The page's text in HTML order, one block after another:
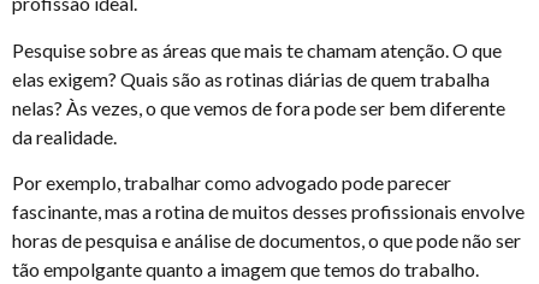
Pesquise sobre as áreas que mais te chamam atenção. O que
elas exigem? Quais são as rotinas diárias de quem trabalha
nelas? Às vezes, o que vemos de fora pode ser bem diferente
da realidade.
Por exemplo, trabalhar como advogado pode parecer
fascinante, mas a rotina de muitos desses profissionais envolve
horas de pesquisa e análise de documentos, o que pode não ser
tão empolgante quanto a imagem que temos do trabalho.